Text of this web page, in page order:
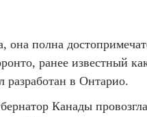
она полна
ранее известный
в Онтарио.
Канады